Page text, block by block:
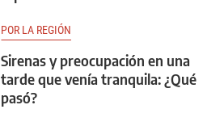
POR LA REGIÓN
Sirenas y preocupación en una
tarde que venía tranquila: ¿Qué
pasó?